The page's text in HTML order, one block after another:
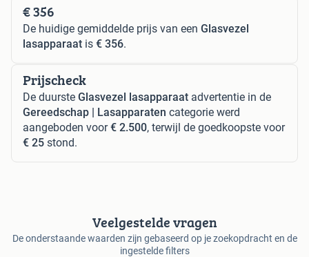
€ 356
De huidige gemiddelde prijs van een Glasvezel
lasapparaat is € 356.
Prijscheck
De duurste Glasvezel lasapparaat advertentie in de
Gereedschap | Lasapparaten categorie werd
aangeboden voor€ 2.500, terwijl de goedkoopste voor
€ 25 stond.
Veelgestelde vragen
De onderstaande waarden zijn gebaseerd op je zoekopdracht en de
ingestelde filters